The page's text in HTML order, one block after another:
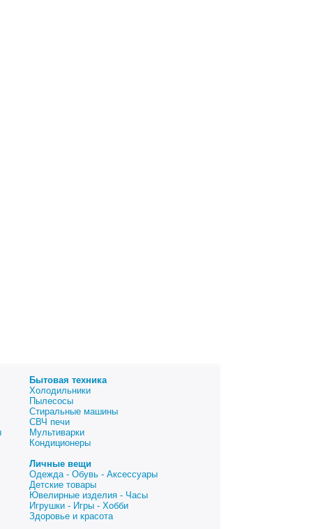
Бытовая техника
Холодильники
Пылесосы
Стиральные машины
СВЧ печи
Мультиварки
Кондиционеры
Личные вещи
Одежда - Обувь - Аксессуары
Детские товары
Ювелирные изделия - Часы
Игрушки - Игры - Хобби
Здоровье и красота